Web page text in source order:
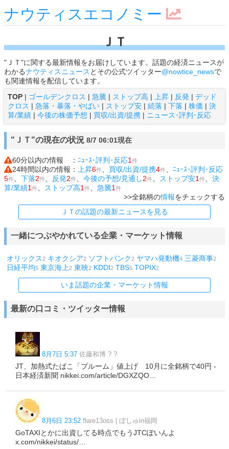
ナウティスエコノミー
ＪＴ
"ＪＴ"に関する最新情報をお届けしています。話題の経済ニュースが
わかるナウティスニュース とその公式ツイッター@nowtice_newsで
も関連情報を配信しています。
TOP | ゴールデンクロス | 急騰 | ストップ高 | 上昇 | 反発 | デッド
クロス | 急落・暴落・やばい | ストップ安 | 続落 | 下落 | 株価 | 決
算/業績 | 今後の株価予想 | 買収/出資/提携 | ニュース･評判･反応
"ＪＴ"の現在の状況 8/7 06:01現在
60分以内の情報 ： ﾆｭｰｽ･評判･反応1 件
24時間以内の情報： 上昇6件 買収/出資/提携4件
ﾆｭｰｽ･評判･反応
5件 下落2件 反発2件 今後の予想/見通し2件 ストップ安1 件
決
算/業績1 件 ストップ高1 件 急騰1 件
>>全銘柄の情報をチェックする
ＪＴの話題の最新ニュースを見る
一緒につぶやかれている企業・マーケット情報
オリックス2 キオクシア2 ソフトバンク2 ヤマハ発動機4 三菱商事2
日経平均5 東京海上2 東映2 KDDI2 TBS5 TOPIX2
いま話題の企業・マーケット情報
最新の口コミ・ツイッター情報
8月7日 5:37 佐藤和博 ? ?
JT、加熱式たばこ「プルーム」値上げ 10月に全銘柄で40円 -
日本経済新聞 nikkei.com/article/DGXZQO…
8月6日 23:52 flare13oss | ぼしゅin福岡
GoTAXIとかに出資してる時点でもうJTCぽいんよ
x.com/nikkei/status/…